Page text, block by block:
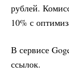
рублей.
10% с
В сервисе
ссылок.